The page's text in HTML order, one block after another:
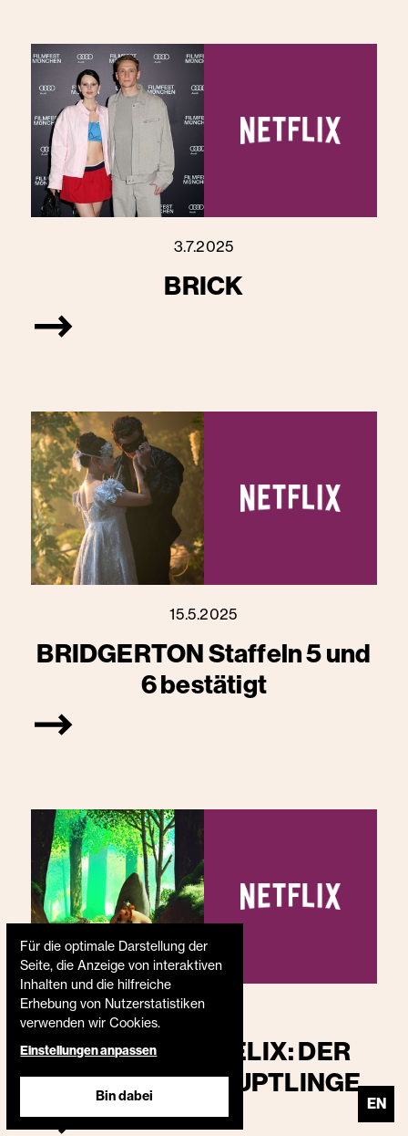
EN
3.7.2025
BRICK
15.5.2025
BRIDGERTON Staffeln 5 und
6 bestätigt
3.3.2025
ASTERIX & OBELIX: DER
KAMPF DER HÄUPTLINGE
Für die optimale Darstellung der
Seite, die Anzeige von interaktiven
Inhalten und die hilfreiche
Erhebung von Nutzerstatistiken
verwenden wir Cookies.
Einstellungen anpassen
Bin dabei